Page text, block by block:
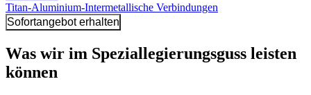
Titan-Aluminium-Intermetallische Verbindungen
Sofortangebot erhalten
Was wir im Speziallegierungsguss leisten
können